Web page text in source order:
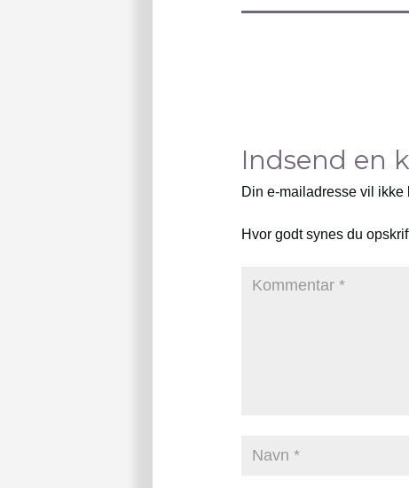
Indsend en
Din e-mailadresse vil ikke
Hvor godt synes du